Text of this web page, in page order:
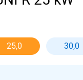
25,0 30,0